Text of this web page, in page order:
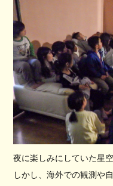
夜に楽しみにしていた星
しかし、海外での観測や